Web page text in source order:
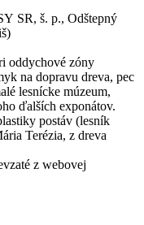
SR, š. p., Odštepný
oddychové zóny
na dopravu dreva, pec
lesnícke múzeum,
ďalších exponátov.
postáv (lesník
Terézia, z dreva
z webovej